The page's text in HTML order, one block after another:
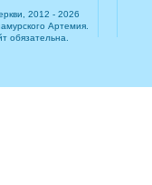
2012 - 2026
Артемия.
обязательна.